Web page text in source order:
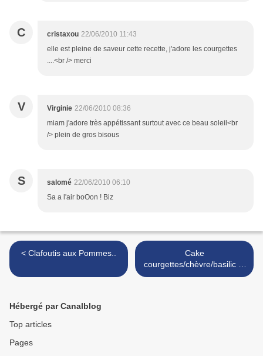
C cristaxou 22/06/2010 11:43
elle est pleine de saveur cette recette, j'adore les courgettes
....<br /> merci
V Virginie 22/06/2010 08:36
miam j'adore très appétissant surtout avec ce beau soleil<br
/> plein de gros bisous
S salomé 22/06/2010 06:10
Sa a l'air boOon ! Biz
< Clafoutis aux Pommes..
Cake
courgettes/chèvre/basilic et
lardons... >
Hébergé par Canalblog
Top articles
Pages